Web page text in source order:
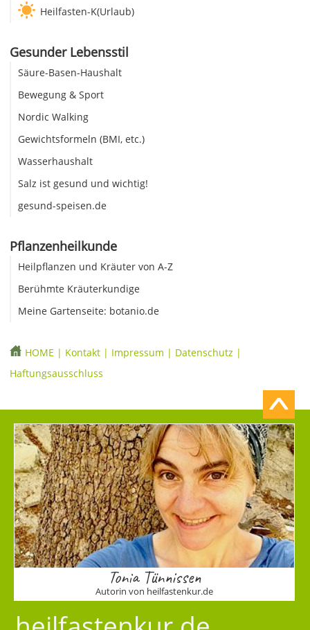
Heilfasten-K(Urlaub)
Gesunder Lebensstil
Säure-Basen-Haushalt
Bewegung & Sport
Nordic Walking
Gewichtsformeln (BMI, etc.)
Wasserhaushalt
Salz ist gesund und wichtig!
gesund-speisen.de
Pflanzenheilkunde
Heilpflanzen und Kräuter von A-Z
Berühmte Kräuterkundige
Meine Gartenseite: botanio.de
HOME | Kontakt | Impressum | Datenschutz |
Haftungsausschluss
Tonia Tünnissen
Autorin von heilfastenkur.de